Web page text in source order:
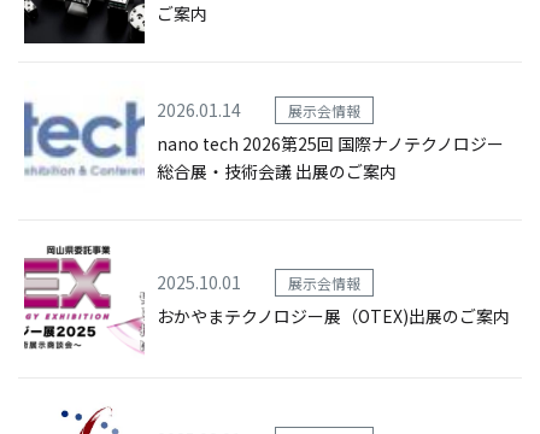
ご案内
2026.01.14 展示会情報
nano tech 2026第25回 国際ナノテクノロジー
総合展・技術会議 出展のご案内
2025.10.01 展示会情報
おかやまテクノロジー展（OTEX)出展のご案内